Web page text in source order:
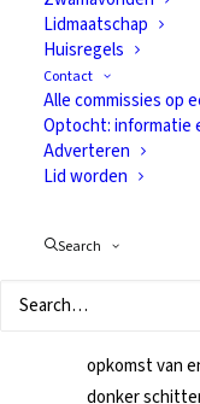
Lidmaatschap
Huisregels
Contact
Alle commissies op
Optocht: informatie
Adverteren
Lid worden
Search
Gisteravond
afscheid
adjudanten
symbool voor
destilleerders
opkomst van
donker